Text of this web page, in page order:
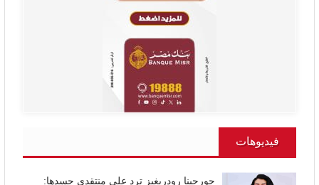
فيديوهات
جورجينا رودريغيز ترد على منتقدي جسدها: